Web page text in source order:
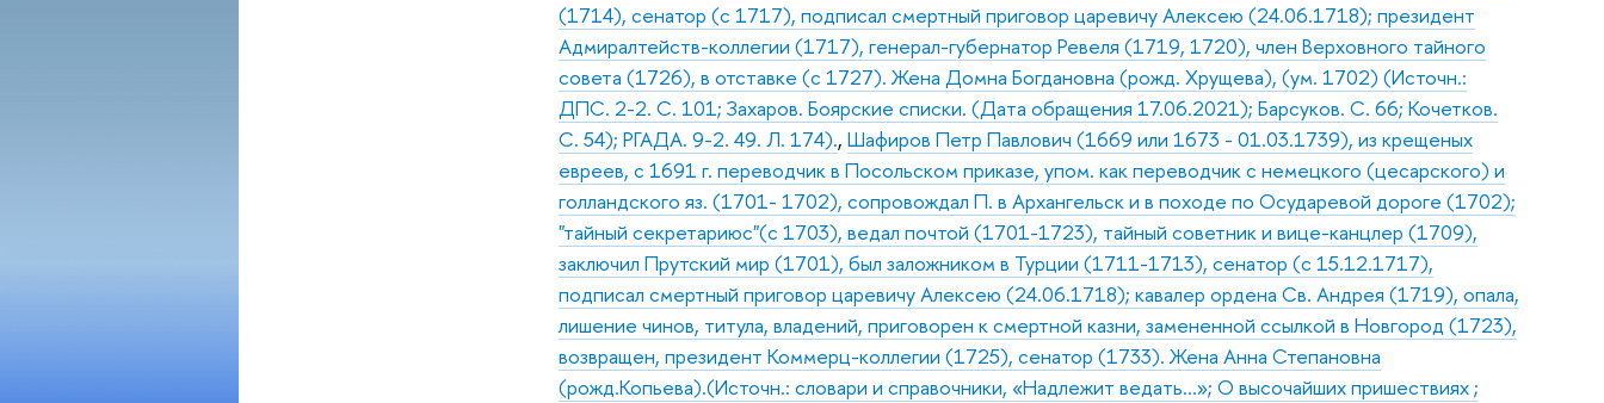
(1714), сенатор (с 1717), подписал смертный приговор царевичу Алексею (24.06.1718); президент
Адмиралтейств-коллегии (1717), генерал-губернатор Ревеля (1719, 1720), член Верховного тайного
совета (1726), в отставке (с 1727). Жена Домна Богдановна (рожд. Хрущева), (ум. 1702) (Источн.:
ДПС. 2-2. С. 101; Захаров. Боярские списки. (Дата обращения 17.06.2021); Барсуков. С. 66; Кочетков.
С. 54); РГАДА. 9-2. 49. Л. 174).,Шафиров Петр Павлович (1669 или 1673 - 01.03.1739), из крещеных
евреев, с 1691 г. переводчик в Посольском приказе, упом. как переводчик с немецкого (цесарского) и
голландского яз. (1701- 1702), сопровождал П. в Архангельск и в походе по Осударевой дороге (1702);
"тайный секретариюс"(с 1703), ведал почтой (1701-1723), тайный советник и вице-канцлер (1709),
заключил Прутский мир (1701), был заложником в Турции (1711-1713), сенатор (с 15.12.1717),
подписал смертный приговор царевичу Алексею (24.06.1718); кавалер ордена Св. Андрея (1719), опала,
лишение чинов, титула, владений, приговорен к смертной казни, замененной ссылкой в Новгород (1723),
возвращен, президент Коммерц-коллегии (1725), сенатор (1733). Жена Анна Степановна
(рожд.Копьева).(Источн.: словари и справочники, «Надлежит ведать…»; О высочайших пришествиях ;